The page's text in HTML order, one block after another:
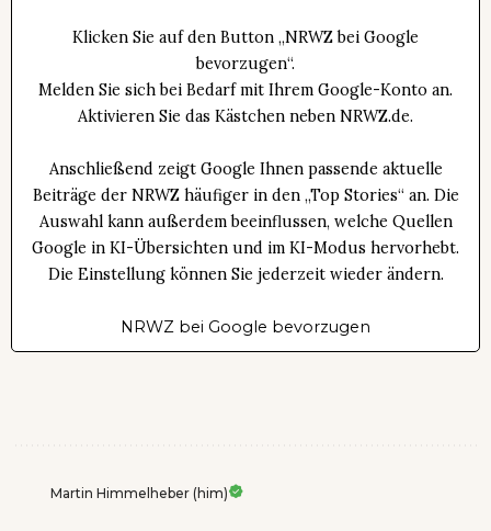
Klicken Sie auf den Button „NRWZ bei Google
bevorzugen“.
Melden Sie sich bei Bedarf mit Ihrem Google-Konto an.
Aktivieren Sie das Kästchen neben NRWZ.de.
Anschließend zeigt Google Ihnen passende aktuelle
Beiträge der NRWZ häufiger in den „Top Stories“ an. Die
Auswahl kann außerdem beeinflussen, welche Quellen
Google in KI-Übersichten und im KI-Modus hervorhebt.
Die Einstellung können Sie jederzeit wieder ändern.
NRWZ bei Google bevorzugen
Martin Himmelheber (him)